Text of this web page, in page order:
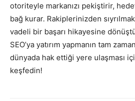
otoriteyle markanızı pekiştirir,
bağ kurar. Rakiplerinizden
vadeli bir başarı hikayesine
SEO’ya yatırım yapmanın tam
dünyada hak ettiği yere ulaşması
keşfedin!